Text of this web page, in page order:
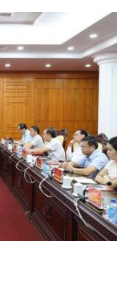
nghiệp VSIP Lạng